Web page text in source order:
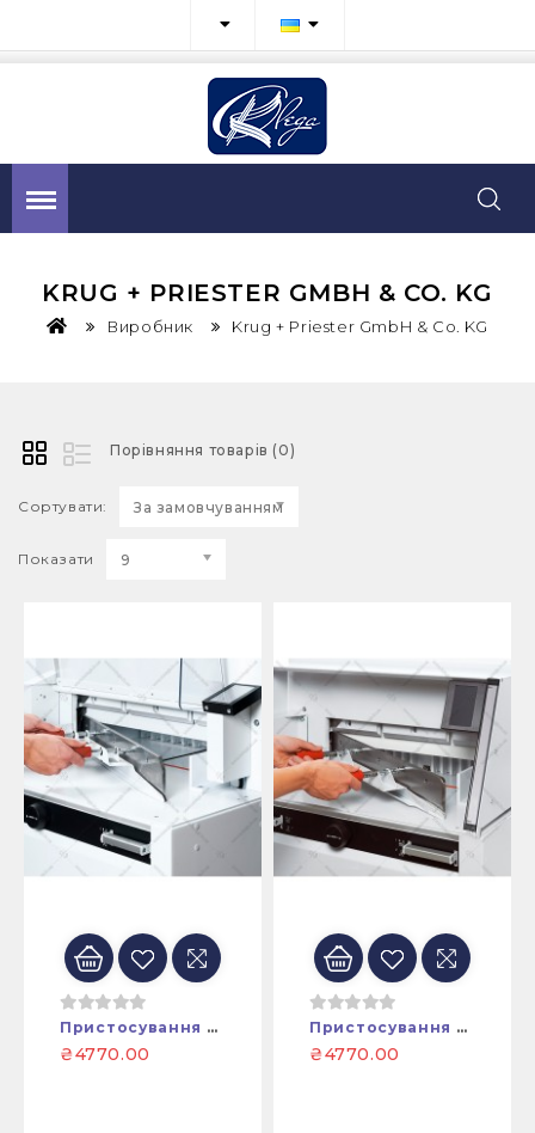
KRUG + PRIESTER GMBH & CO. KG
Виробник Krug + Priester GmbH & Co. KG
Порівняння товарів (0)
Сортувати: За замовчуванням
Показати 9
Пристосування Для Заміни (встановлення) Ножа Гільйотини EBA5255
₴4770.00
Пристосування Для Заміни (встановлення) Ножа Гільйотини EBA5260
₴4770.00